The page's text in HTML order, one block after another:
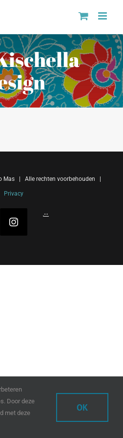
Mas | Alle rechten voorbehouden |
Privacy
Instagram
Reejeel
Door deze
met deze
OK